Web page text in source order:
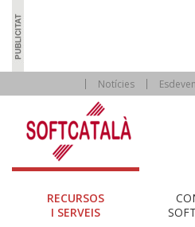
Notícies
RECURSOS
I SERVEIS